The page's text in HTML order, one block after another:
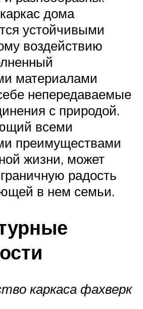
дома
устойчивыми
воздействию
материалами
непередаваемые
с природой.
всеми
преимуществами
жизни, может
радость
в нем семьи.
каркаса фахверк